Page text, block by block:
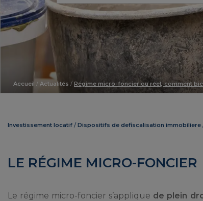
Accueil / Actualités / Régime micro-foncier ou réel, comment
Investissement locatif Dispositifs de defiscalisation immobiliere
LE RÉGIME MICRO-FONCIER
Le régime micro-foncier s’applique de plein